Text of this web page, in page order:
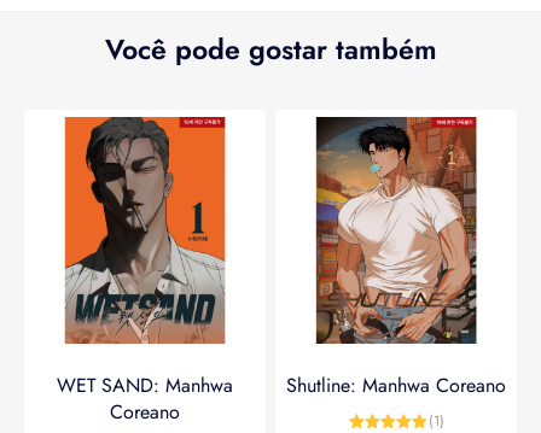
Você pode gostar também
WET SAND: Manhwa
Coreano
Shutline: Manhwa Coreano
(1)